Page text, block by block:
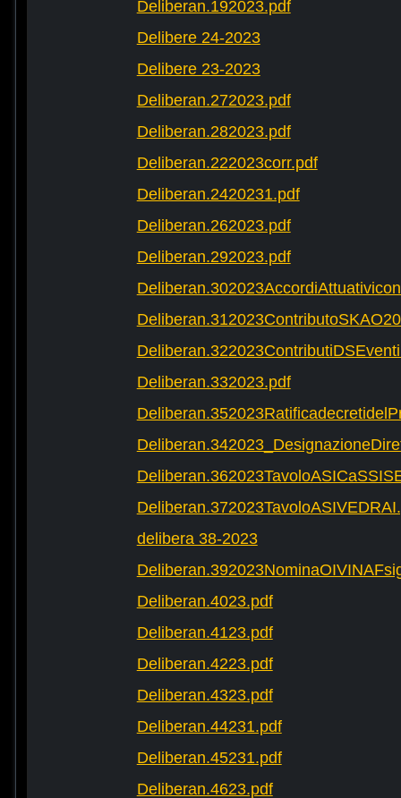
Deliberan.192023.pdf
Delibere 24-2023
Delibere 23-2023
Deliberan.272023.pdf
Deliberan.282023.pdf
Deliberan.222023corr.pdf
Deliberan.2420231.pdf
Deliberan.262023.pdf
Deliberan.292023.pdf
Deliberan.332023.pdf
delibera 38-2023
Deliberan.4023.pdf
Deliberan.4123.pdf
Deliberan.4223.pdf
Deliberan.4323.pdf
Deliberan.44231.pdf
Deliberan.45231.pdf
Deliberan.4623.pdf